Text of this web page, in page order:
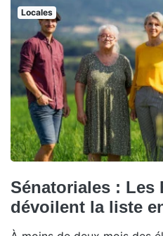
Locales
Sénatoriales : Les
dévoilent la liste